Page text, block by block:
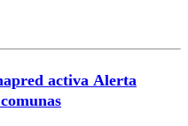
activa Alerta